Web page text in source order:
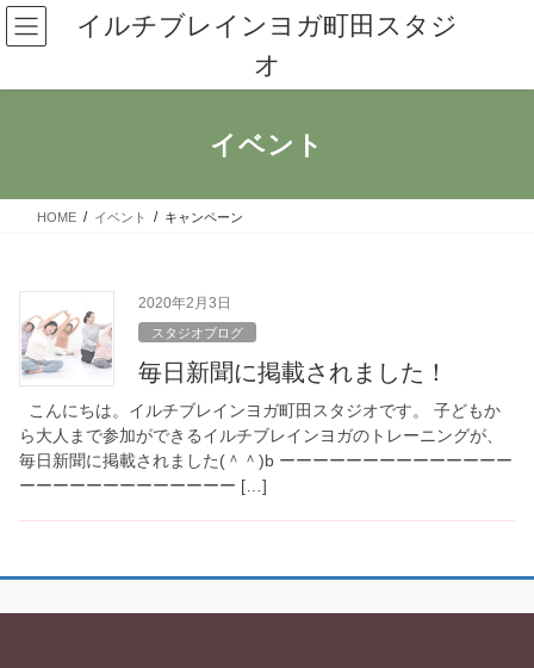
コ
ン
ン
ナ
ビ
ー
イルチブレインヨガ町田スタジ
オ
イベント
HOME イベント キャンペーン
2020年2月3日
スタジオブログ
毎日新聞に掲載されました！
こんにちは。イルチブレインヨガ町田スタジオです。 子どもか
ら大人まで参加ができるイルチブレインヨガのトレーニングが、
毎日新聞に掲載されました(＾＾)b ーーーーーーーーーーーーーー
ーーーーーーーーーーーーー […]